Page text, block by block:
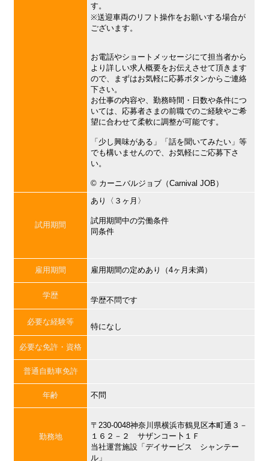
す。
※送迎車両のリフト操作をお願いする場合が
ございます。
お電話やショートメッセージにて担当者から
より詳しい求人概要をお伝えさせて頂きます
ので、まずはお気軽に応募ボタンからご連絡
下さい。
お仕事の内容や、勤務時間・日数や条件につ
いては、応募者さまの前職でのご経験やご希
望に合わせて柔軟に調整が可能です。
「少し興味がある」「話を聞いてみたい」等
でも構いませんので、お気軽にご応募下さ
い。
©︎ カーニバルジョブ（Carnival JOB）
試用期間
あり〈３ヶ月〉
試用期間中の労働条件
同条件
雇用期間 雇用期間の定めあり（4ヶ月未満）
学歴
学歴不問です
必要な経験等
特になし
必要な免許・資格
普通自動車免許
年齢 不問
勤務地
〒230-0048神奈川県横浜市鶴見区本町通３－
１６２－２ サザンコー卜１Ｆ
当社運営施設「デイサービス シャンテー
ル」